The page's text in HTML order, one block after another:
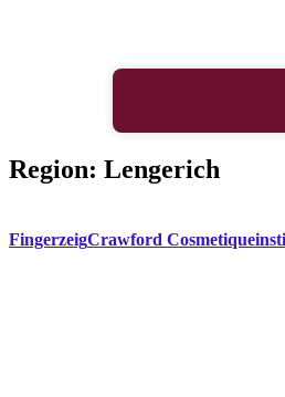
Region: Lengerich
FingerzeigCrawford